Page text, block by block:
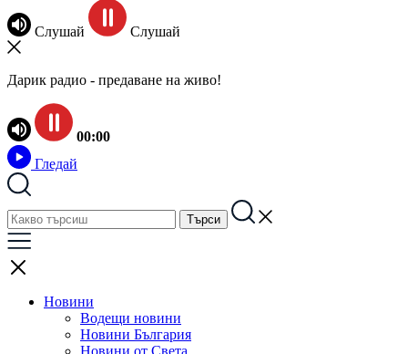
Слушай Слушай
Дарик радио - предаване на живо!
00:00
Гледай
Новини
Водещи новини
Новини България
Новини от Света